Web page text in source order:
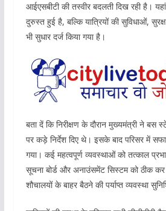
आईएसबीटी की तस्वीर बदलती दिख रही है।
दुरुस्त हुई है, बल्कि यात्रियों की सुविधाओं,
भी सुधार दर्ज किया गया है।
बता दें कि निरीक्षण के दौरान मुख्यमंत्री ने
पर कड़े निर्देश दिए थे। इसके बाद परिसर में
गया। कई महत्वपूर्ण व्यवस्थाओं को तत्काल
सूचना बोर्ड और अनाउंसमेंट सिस्टम को ठीक
शौचालयों के बाहर बैठने की पर्याप्त व्यवस्था